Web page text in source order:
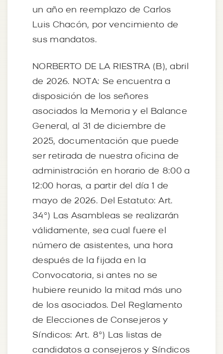
un año en reemplazo de Carlos
Luis Chacón, por vencimiento de
sus mandatos.
NORBERTO DE LA RIESTRA (B), abril
de 2026. NOTA: Se encuentra a
disposición de los señores
asociados la Memoria y el Balance
General, al 31 de diciembre de
2025, documentación que puede
ser retirada de nuestra oficina de
administración en horario de 8:00 a
12:00 horas, a partir del día 1 de
mayo de 2026. Del Estatuto: Art.
34º) Las Asambleas se realizarán
válidamente, sea cual fuere el
número de asistentes, una hora
después de la fijada en la
Convocatoria, si antes no se
hubiere reunido la mitad más uno
de los asociados. Del Reglamento
de Elecciones de Consejeros y
Síndicos: Art. 8º) Las listas de
candidatos a consejeros y Síndicos